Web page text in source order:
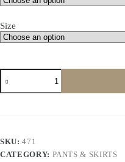
Size
Pantalone
Leto
26
SKU:471
CATEGORY: PANTS & SKIRTS